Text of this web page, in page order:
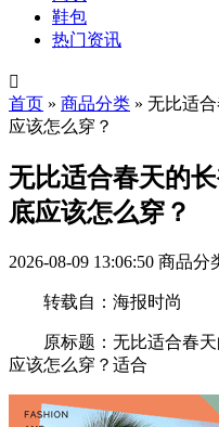
鞋包
热门资讯

首页 » 商品分类 » 无比适
应该怎么穿？
无比适合春天的
底应该怎么穿？
2026-08-09 13:06:50 商品分
转载自：海报时尚
原标题：无比适合春天
应该怎么穿？适合